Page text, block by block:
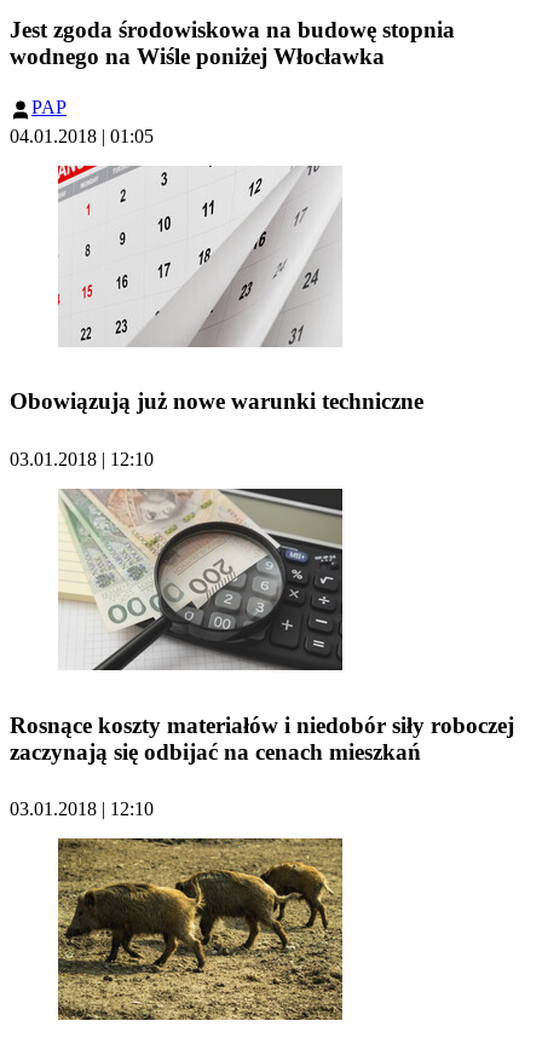
Jest zgoda środowiskowa na budowę stopnia
wodnego na Wiśle poniżej Włocławka
PAP
04.01.2018 | 01:05
Obowiązują już nowe warunki techniczne
03.01.2018 | 12:10
Rosnące koszty materiałów i niedobór siły roboczej
zaczynają się odbijać na cenach mieszkań
03.01.2018 | 12:10